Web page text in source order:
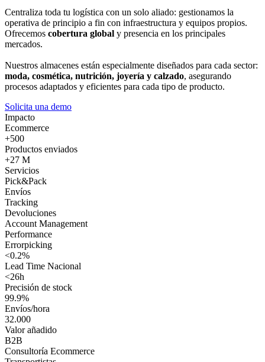
Centraliza toda tu logística con un solo aliado: gestionamos la
operativa de principio a fin con infraestructura y equipos propios.
Ofrecemos cobertura global y presencia en los principales
mercados.
Nuestros almacenes están especialmente diseñados para cada sector:
moda, cosmética, nutrición, joyería y calzado, asegurando
procesos adaptados y eficientes para cada tipo de producto.
Solicita una demo
Impacto
Ecommerce
+500
Productos enviados
+27 M
Servicios
Pick&Pack
Envíos
Tracking
Devoluciones
Account Management
Performance
Errorpicking
<0.2%
Lead Time Nacional
<26h
Precisión de stock
99.9%
Envíos/hora
32.000
Valor añadido
B2B
Consultoría Ecommerce